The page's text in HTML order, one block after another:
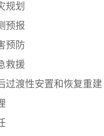
规划
预报
预防
救援
过渡性安置和恢复重建